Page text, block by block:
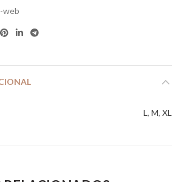
web
L , M, XL